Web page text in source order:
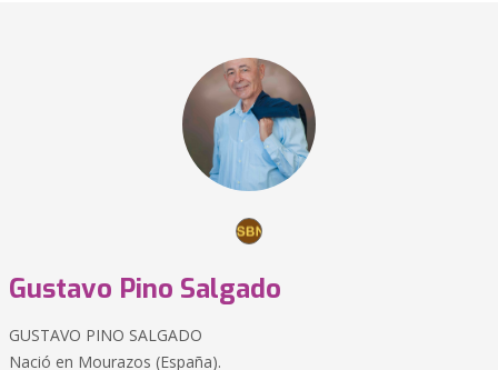
Gustavo Pino Salgado
GUSTAVO PINO SALGADO
Nació en Mourazos (España).